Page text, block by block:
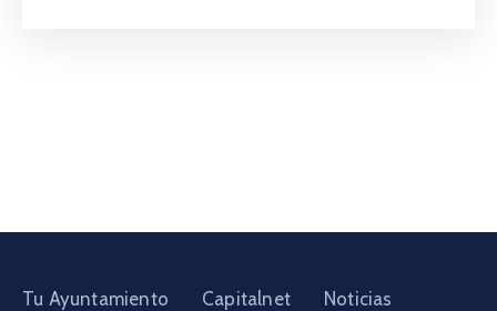
Tu Ayuntamiento Capitalnet Noticias